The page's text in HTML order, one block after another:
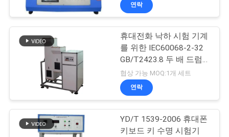
연락
휴대전화 낙하 시험 기계
를 위한 IEC60068-2-32
GB/T2423.8 두 배 드럼
낙하 시험 기계
협상 가능 MOQ:1개 세트
연락
YD/T 1539-2006 휴대폰
키보드 키 수명 시험기